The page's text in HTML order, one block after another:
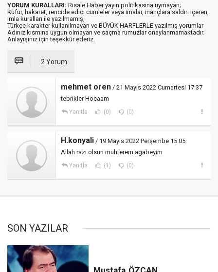
YORUM KURALLARI: Risale Haber yayın politikasına uymayan;
Küfür, hakaret, rencide edici cümleler veya imalar, inançlara saldırı içeren,
imla kuralları ile yazılmamış,
Türkçe karakter kullanılmayan ve BÜYÜK HARFLERLE yazılmış yorumlar
Adınız kısmına uygun olmayan ve saçma rumuzlar onaylanmamaktadır.
Anlayışınız için teşekkür ederiz.
2 Yorum
mehmet oren / 21 Mayıs 2022 Cumartesi 17:37
tebrikler Hocaam
Yanıtla (0) (0)
H.konyali / 19 Mayıs 2022 Perşembe 15:05
Allah razı olsun muhterem agabeyim
Yanıtla (1) (0)
SON YAZILAR